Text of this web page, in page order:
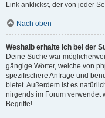
Link anklickst, der von jeder
Nach oben
Weshalb erhalte ich bei der
Deine Suche war
gängige Wörter, welche von
spezifischere Anfrage und
bietet. Außerdem ist es
nirgends im Forum verwendet
Begriffe!